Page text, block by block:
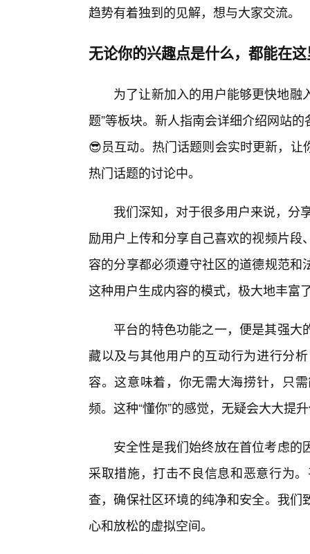
趋势有着独到的见解，想与大家交流。
无论你的兴趣点是什么，都能在
为了让新加入的用户能够更快地融
题”等板块。新人指南会详细介绍网站
😎员互动。热门话题则会实时更新，
热门话题的讨论中。
我们深知，对于很多用户来说，分
励用户上传和分享自己喜欢的视频片
容的分享都必须遵守社区的道德规范
这种用户生成内容的模式，极大地丰富
平台的特色功能之一，便是其强
藏以及与其他用户的互动行为进行分
容。这意味着，你无需大海捞针，只
频。这种“懂你”的感觉，无疑会大大提
安全性是我们始终放在首位考虑
采取措施，打击不良信息和恶意行为
查，确保社区环境的纯净和安全。我
心和放松的虚拟空间。